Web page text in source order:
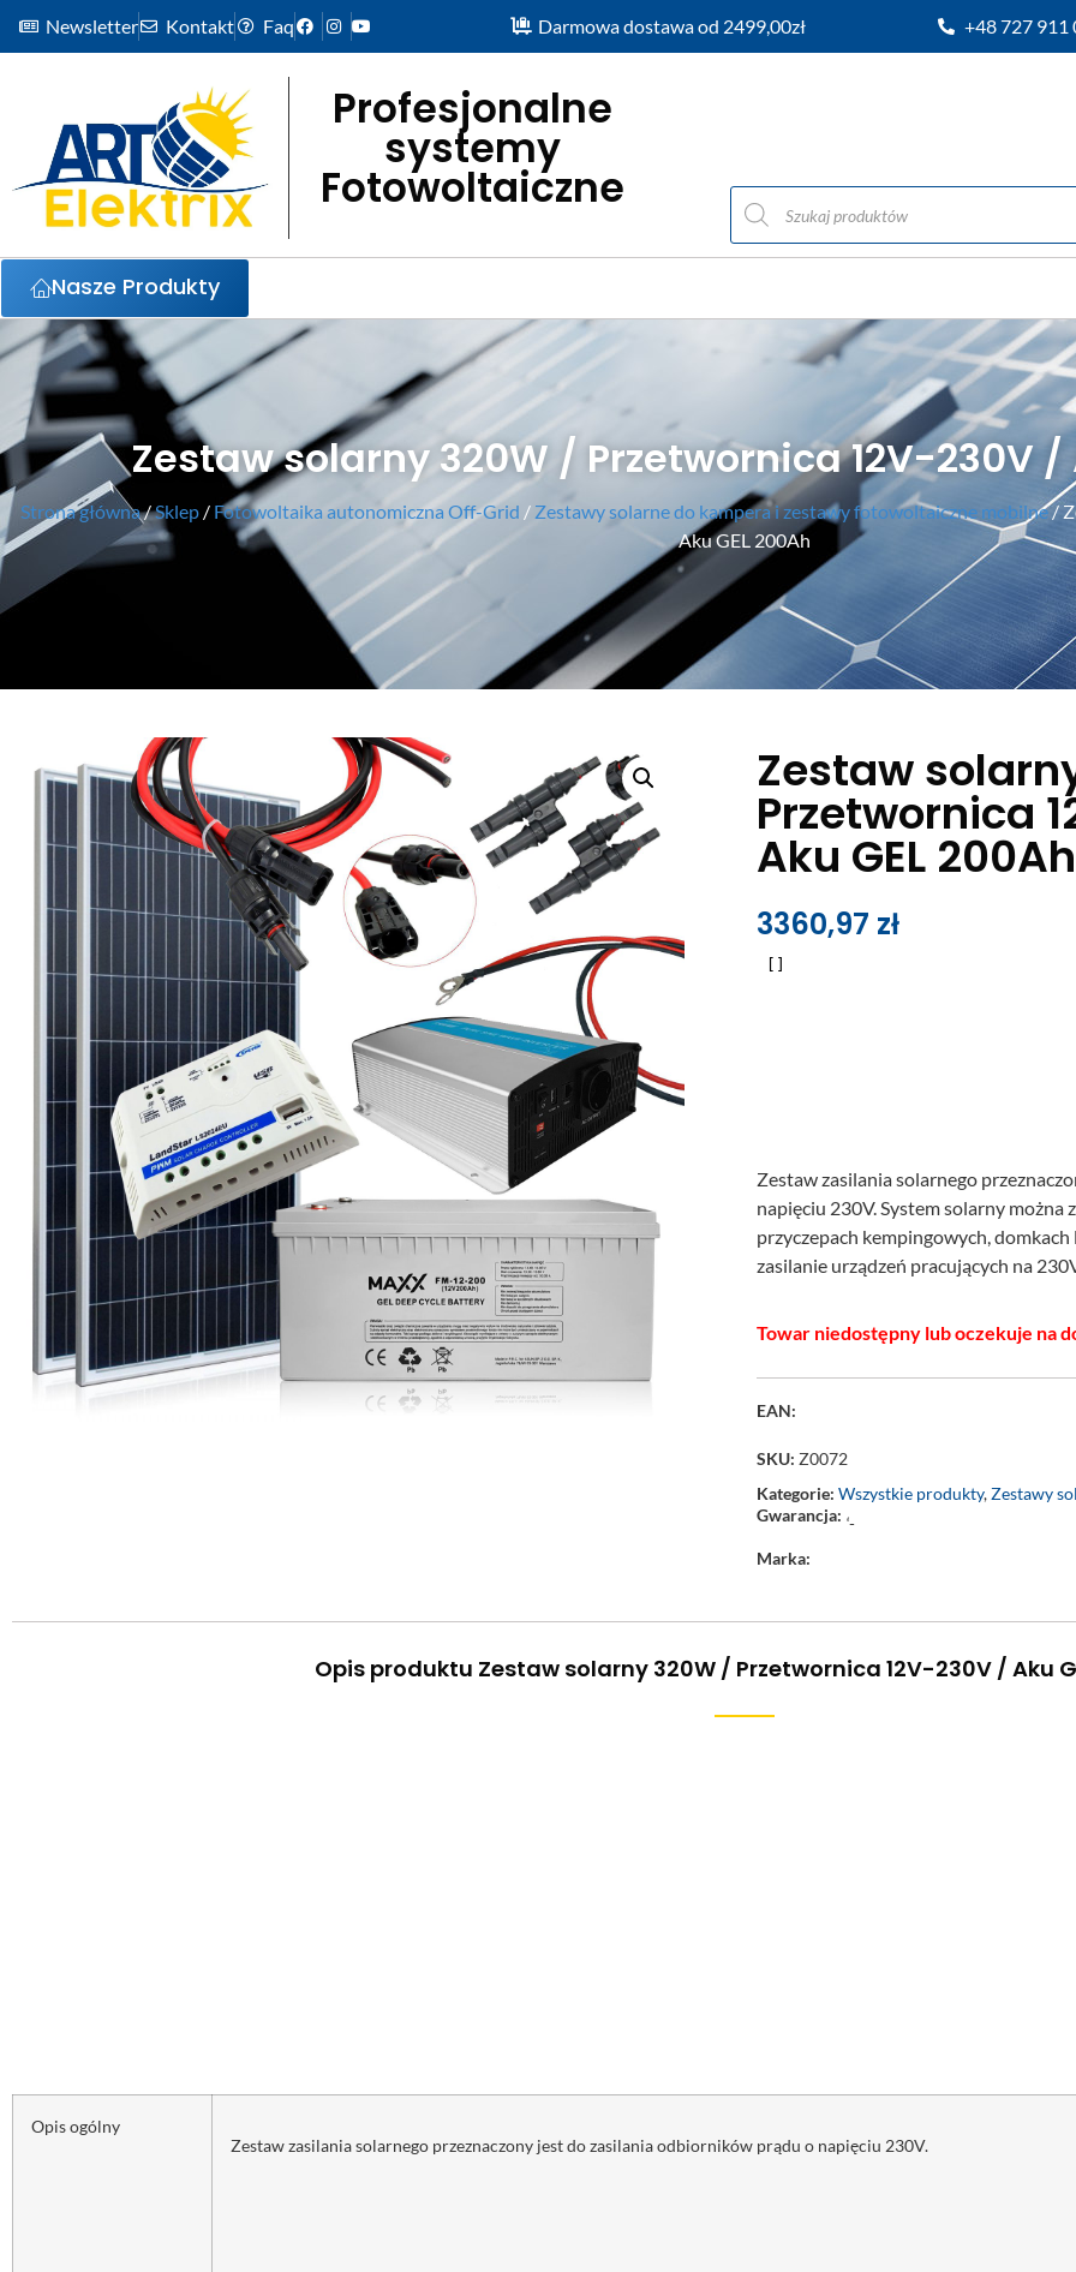
Newsletter Kontakt Faq Darmowa dostawa od 2499,00zł +48 727 911
Profesjonalne
systemy
Fotowoltaiczne
Nasze Produkty
Zestaw solarny 320W / Przetwornica 12V-230V /
Strona główna/Sklep/ Fotowoltaika autonomiczna Off-Grid / Zestawy solarne do kampera i zestawy fotowoltaiczne mobilne/
Aku GEL 200Ah
Zestaw
Przetwornica
Aku GEL 200Ah
3360,97 zł
Zestaw zasilania solarnego
napięciu 230V. System solarny można
przyczepach kempingowych,
zasilanie urządzeń pracujących na
Towar niedostępny lub oczekuje na
EAN:
SKU:Z0072
Kategorie:Wszystkie produkty,Zestawy
Gwarancja: ‘-
Marka:
Opis produktu Zestaw solarny 320W / Przetwornica 12V-230V / Aku
Opis ogólny
Zestaw zasilania solarnego przeznaczony jest do zasilania odbiorników prądu o napięciu 230V.